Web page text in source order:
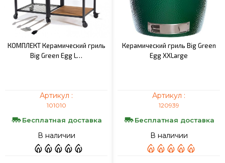
КОМПЛЕКТ Керамический гриль
Big Green Egg L…
Артикул :
101010
Бесплатная доставка
В наличии
Керамический гриль Big Green
Egg XXLarge
Артикул :
120939
Бесплатная доставка
В наличии